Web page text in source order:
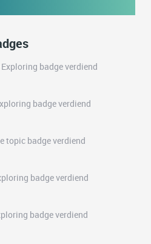
badge verdiend
badge verdiend
topic badge verdiend
badge verdiend
badge verdiend